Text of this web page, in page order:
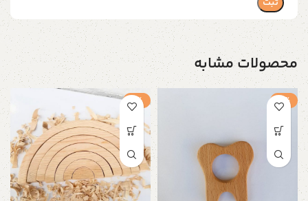
محصولات مشابه
-2%
-1%